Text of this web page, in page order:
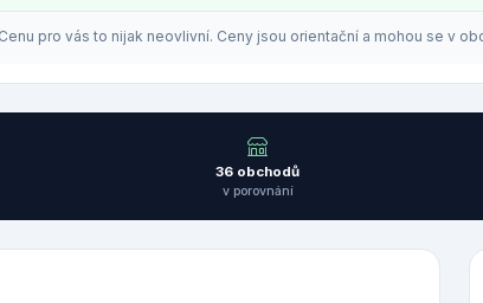
pro vás to nijak neovlivní. Ceny jsou orientační a mohou se v
36 obchodů
v porovnání